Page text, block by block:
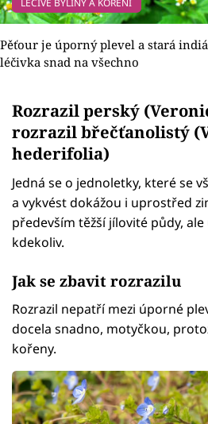
LÉČIVÉ BYLINY A KOŘENÍ
Pěťour je úporný plevel a stará
léčivka snad na všechno
Rozrazil perský
rozrazil břečťanolistý
hederifolia)
Jedná se o jednoletky, které se
a vykvést dokážou i uprostřed
především těžší jílovité půdy,
kdekoliv.
Jak se zbavit rozrazilu
Rozrazil nepatří mezi úporné
docela snadno, motyčkou,
kořeny.